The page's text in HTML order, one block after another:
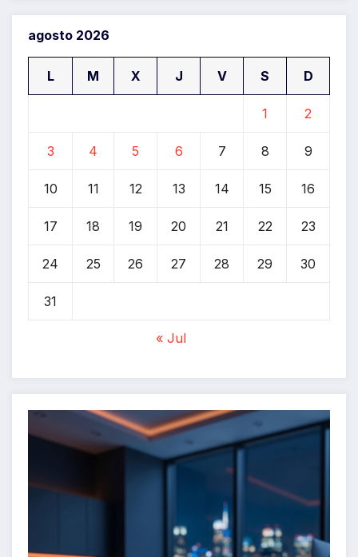
agosto 2026
L M X J V S D
1 2
3 4 5 6 7 8 9
10 11 12 13 14 15 16
17 18 19 20 21 22 23
24 25 26 27 28 29 30
31
« Jul